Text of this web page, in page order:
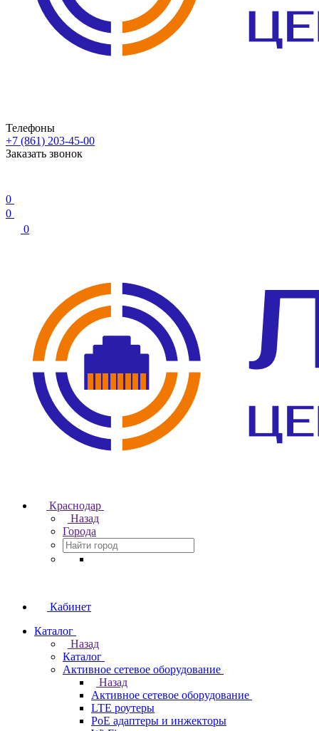
Телефоны
+7 (861) 203-45-00
Заказать звонок
0
0
0
Краснодар
Назад
Города
Кабинет
Каталог
Назад
Каталог
Активное сетевое оборудование
Назад
Активное сетевое оборудование
LTE роутеры
PoE адаптеры и инжекторы